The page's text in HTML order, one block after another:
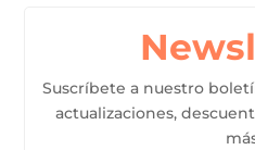
Suscríbete a nuestro
actualizaciones,